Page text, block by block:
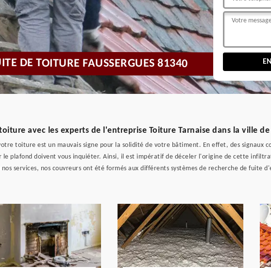
DE TOITURE FAUSSERGUES 81340
avec les experts de l'entreprise Toiture Tarnaise dans la ville de
toiture est un mauvais signe pour la solidité de votre bâtiment. En effet, des signaux
le plafond doivent vous inquiéter. Ainsi, il est impératif de déceler l'origine de cette
services, nos couvreurs ont été formés aux différents systèmes de recherche de fuite